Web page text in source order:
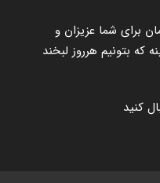
درمان برای شما عزیزان و
که بتونیم هرروز لبخند
کنید